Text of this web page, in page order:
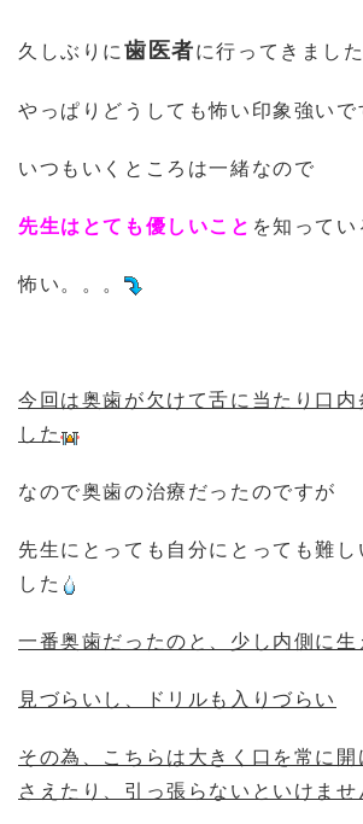
久しぶりに歯医者に行ってきました
やっぱりどうしても怖い印象強い
いつもいくところは一緒なので
先生はとても優しいこと を知って
怖い。。。
今回は奥歯が欠けて舌に当たり口内
した
なので奥歯の治療だったのですが
先生にとっても自分にとっても難し
した
一番奥歯だったのと、少し内側に
見づらいし、ドリルも入りづらい
その為、こちらは大きく口を常に
さえたり、引っ張らないといけませ